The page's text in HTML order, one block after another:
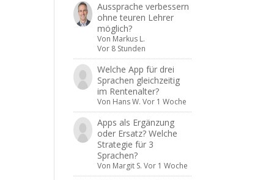
Aussprache verbessern
ohne teuren Lehrer
möglich?
Von Markus L.
Vor 8 Stunden
Welche App für drei
Sprachen gleichzeitig
im Rentenalter?
Von Hans W. Vor 1 Woche
Apps als Ergänzung
oder Ersatz? Welche
Strategie für 3
Sprachen?
Von Margit S. Vor 1 Woche